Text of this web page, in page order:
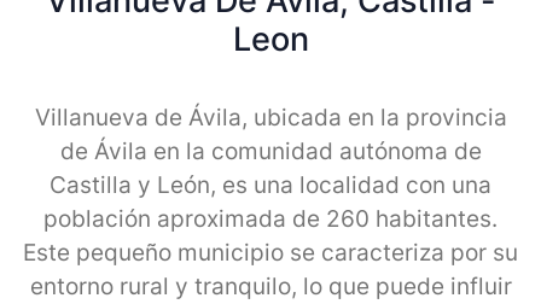
Leon
Villanueva de Ávila, ubicada en la provincia
de Ávila en la comunidad autónoma de
Castilla y León, es una localidad con una
población aproximada de 260 habitantes.
Este pequeño municipio se caracteriza por su
entorno rural y tranquilo, lo que puede influir